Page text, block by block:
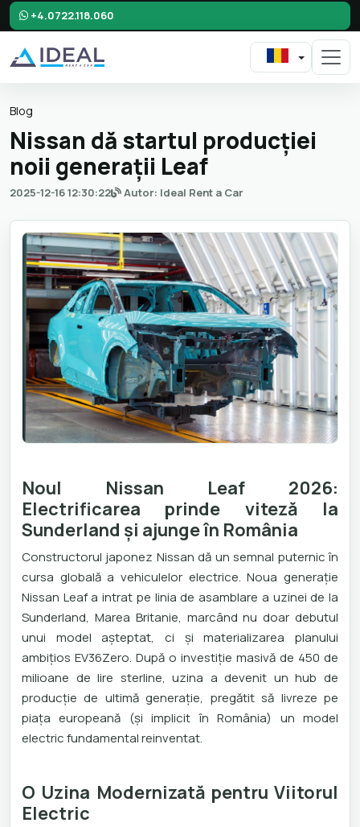
+4.0722.118.060
Blog
Nissan dă startul producției
noii generații Leaf
2025-12-16 12:30:22 Autor: Ideal Rent a Car
Noul Nissan Leaf 2026:
Electrificarea prinde viteză la
Sunderland și ajunge în România
Constructorul japonez Nissan dă un semnal puternic în
cursa globală a vehiculelor electrice. Noua generație
Nissan Leaf a intrat pe linia de asamblare a uzinei de la
Sunderland, Marea Britanie, marcând nu doar debutul
unui model așteptat, ci și materializarea planului
ambițios EV36Zero. După o investiție masivă de 450 de
milioane de lire sterline, uzina a devenit un hub de
producție de ultimă generație, pregătit să livreze pe
piața europeană (și implicit în România) un model
electric fundamental reinventat.
O Uzina Modernizată pentru Viitorul
Electric